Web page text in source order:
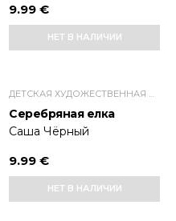
9.99 €
НЕТ В НАЛИЧИИ
Серебряная елка
Саша Чёрный
9.99 €
НЕТ В НАЛИЧИИ